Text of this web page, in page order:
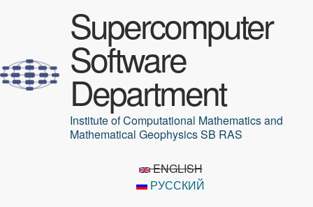
Supercomputer
Software
Department
Institute of Computational Mathematics and
Mathematical Geophysics SB RAS
ENGLISH
РУССКИЙ